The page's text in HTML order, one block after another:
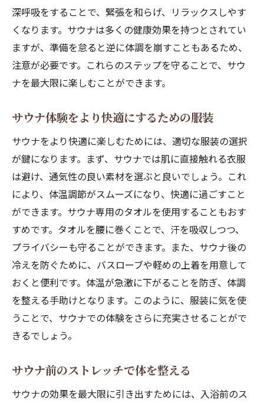
深呼吸をすることで、緊張を和らげ、リラックスしやす
くなります。サウナは多くの健康効果を持つとされてい
ますが、準備を怠ると逆に体調を崩すこともあるため、
注意が必要です。これらのステップを守ることで、サウ
ナを最大限に楽しむことができます。
サウナ体験をより快適にするための服装
サウナをより快適に楽しむためには、適切な服装の選択
が鍵になります。まず、サウナでは肌に直接触れる衣服
は避け、通気性の良い素材を選ぶと良いでしょう。これ
により、体温調節がスムーズになり、快適に過ごすこと
ができます。サウナ専用のタオルを使用することもおす
すめです。タオルを腰に巻くことで、汗を吸収しつつ、
プライバシーも守ることができます。また、サウナ後の
冷えを防ぐために、バスローブや軽めの上着を用意して
おくと便利です。体温が急激に下がることを防ぎ、体調
を整える手助けとなります。このように、服装に気を使
うことで、サウナでの体験をさらに充実させることがで
きるでしょう。
サウナ前のストレッチで体を整える
サウナの効果を最大限に引き出すためには、入浴前のス